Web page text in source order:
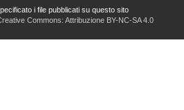
i file pubblicati su questo sito
Commons: Attribuzione BY-NC-SA 4.0